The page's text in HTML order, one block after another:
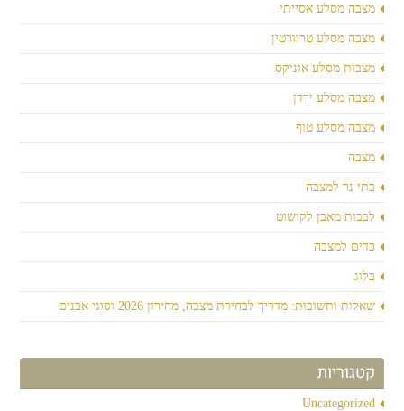
מצבה מסלע אסייתי
מצבה מסלע טרוורטין
מצבות מסלע אוניקס
מצבה מסלע ירדן
מצבה מסלע טוף
מצבה
בתי נר למצבה
לבבות מאבן לקישוט
כדים למצבה
בלוג
שאלות ותשובות: מדריך לבחירת מצבה, מחירון 2026 וסוגי אבנים
קטגוריות
Uncategorized